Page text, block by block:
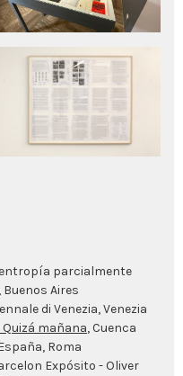
parcialmente
Aires
di Venezia, Venezia
Quizá mañana, Cuenca
Roma
Expósito - Oliver